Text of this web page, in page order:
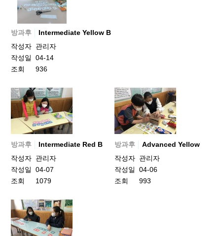
방과후
Intermediate Yellow B
작성자 관리자
작성일
04-14
조회
936
방과후
Intermediate Red B
작성자 관리자
작성일
04-07
조회
1079
방과후
Advanced Yellow
작성자 관리자
작성일
04-06
조회
993